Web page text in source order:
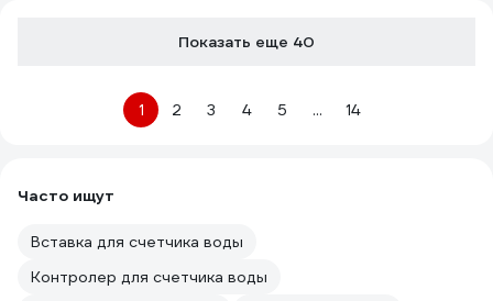
Показать еще 40
1 2 3 4 5 ... 14
Часто ищут
Вставка для счетчика воды
Контролер для счетчика воды